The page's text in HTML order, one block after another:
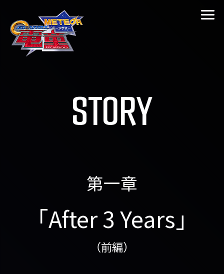
STORY
第一章
「After 3 Years」
（前編）